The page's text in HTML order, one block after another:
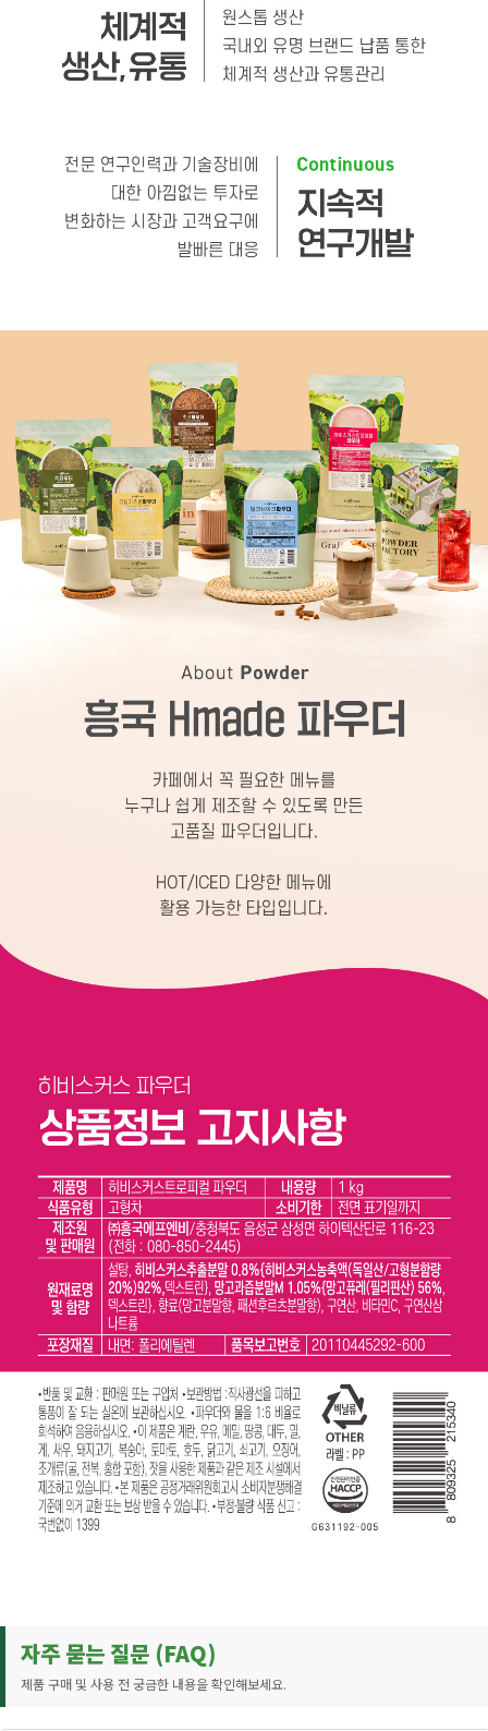
자주 묻는 질문 (FAQ)
제품 구매 및 사용 전 궁금한 내용을 확인해보세요.